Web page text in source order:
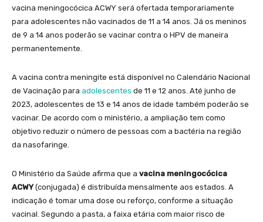
vacina meningocócica ACWY será ofertada temporariamente
para adolescentes não vacinados de 11 a 14 anos. Já os meninos
de 9 a 14 anos poderão se vacinar contra o HPV de maneira
permanentemente.
A vacina contra meningite está disponível no Calendário Nacional
de Vacinação para adolescentes de 11 e 12 anos. Até junho de
2023, adolescentes de 13 e 14 anos de idade também poderão se
vacinar. De acordo com o ministério, a ampliação tem como
objetivo reduzir o número de pessoas com a bactéria na região
da nasofaringe.
O Ministério da Saúde afirma que a vacina meningocócica
ACWY(conjugada) é distribuída mensalmente aos estados. A
indicação é tomar uma dose ou reforço, conforme a situação
vacinal. Segundo a pasta, a faixa etária com maior risco de